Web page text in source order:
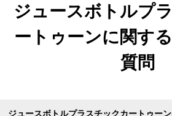
ジュースボトルプ
ートゥーンに関す
質問
ジュースボトルプラスチックカートゥー